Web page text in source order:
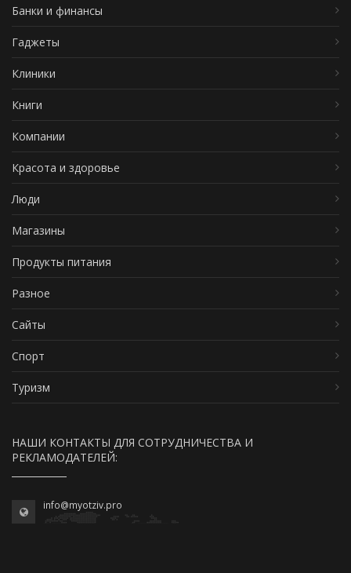
Банки и финансы
Гаджеты
Клиники
Книги
Компании
Красота и здоровье
Люди
Магазины
Продукты питания
Разное
Сайты
Спорт
Туризм
НАШИ КОНТАКТЫ ДЛЯ СОТРУДНИЧЕСТВА И
РЕКЛАМОДАТЕЛЕЙ:
info@myotziv.pro